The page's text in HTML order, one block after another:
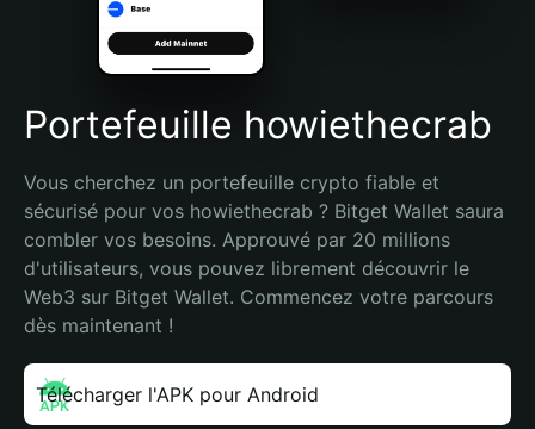
Português (Brasil)
Español (Argentina)
Portefeuille howiethecrab
Vous cherchez un portefeuille crypto fiable et
sécurisé pour vos howiethecrab ? Bitget Wallet saura
combler vos besoins. Approuvé par 20 millions
d'utilisateurs, vous pouvez librement découvrir le
Web3 sur Bitget Wallet. Commencez votre parcours
dès maintenant !
Télécharger l'APK pour Android